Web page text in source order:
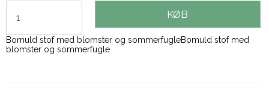
KØB
Bomuld stof med blomster og sommerfugleBomuld stof med
blomster og sommerfugle